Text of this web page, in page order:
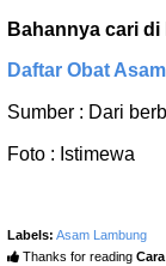
Bahannya cari di
Daftar Obat
Sumber : Dari
Foto : Istimewa
Labels: Asam Lambung
Thanks for reading